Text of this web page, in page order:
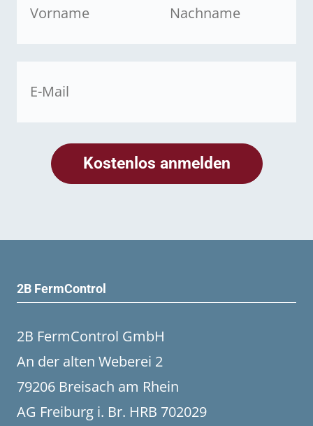
2B FermControl
2B FermControl GmbH
An der alten Weberei 2
79206 Breisach am Rhein
AG Freiburg i. Br. HRB 702029